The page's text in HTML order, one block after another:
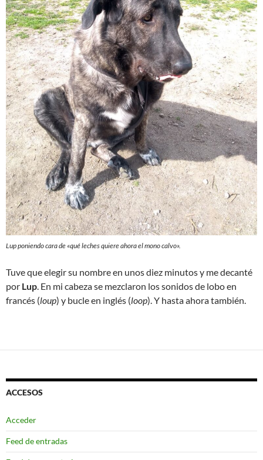
Lup poniendo cara de «qué leches quiere ahora el mono calvo».
Tuve que elegir su nombre en unos diez minutos y me decanté
por Lup. En mi cabeza se mezclaron los sonidos de lobo en
francés (loup) y bucle en inglés (loop). Y hasta ahora también.
ACCESOS
Acceder
Feed de entradas